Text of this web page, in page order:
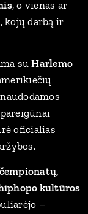
, o vienas ar
kojų darbą ir
suHarlemo
oficialias
kultūros
–